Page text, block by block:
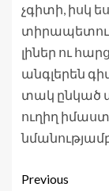
չգիտի, իսկ
լիներ ու
անգլերեն
տակ ընկած
ուղիղ
Previous